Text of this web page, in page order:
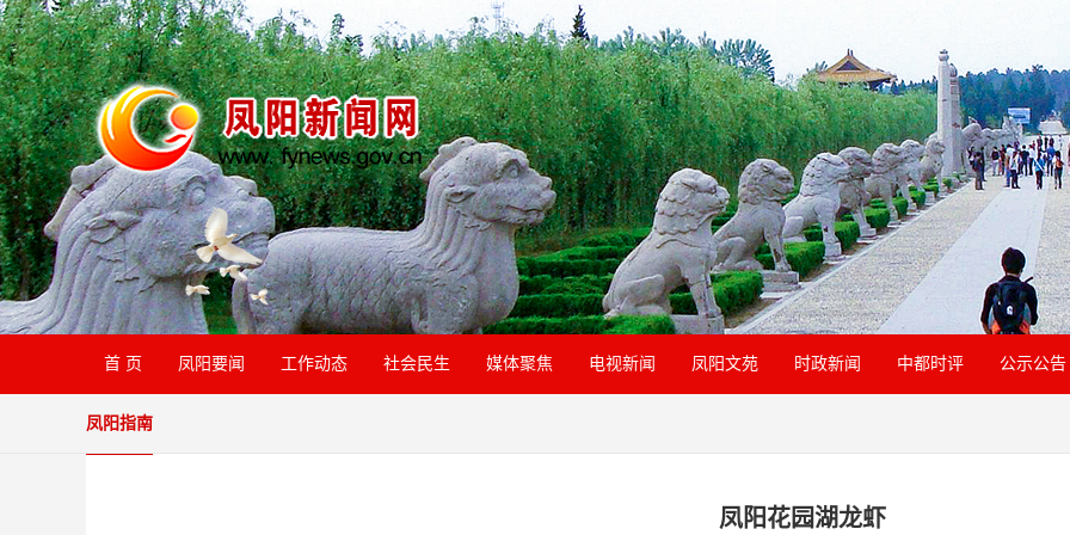
首 页 凤阳要闻 工作动态 社会民生 媒体聚焦 电视新闻 凤阳文苑 时政新闻 中都时评 公示公告
凤阳指南
凤阳花园湖龙虾